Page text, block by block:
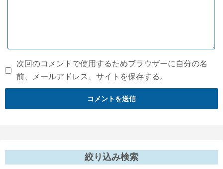
次回のコメントで使用するためブラウザーに自分の名
前、メールアドレス、サイトを保存する。
絞り込み検索